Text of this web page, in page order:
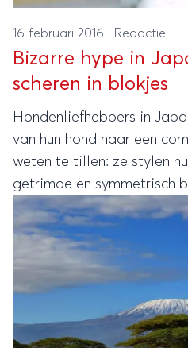
16 februari 2016 · Redactie
Bizarre hype in
scheren in blokjes
Hondenliefhebbers in
van hun hond naar een
weten te tillen: ze stylen
getrimde en symmetrisch